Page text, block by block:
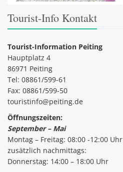
Tourist-Info Kontakt
Tourist-Information Peiting
Hauptplatz 4
86971 Peiting
Tel: 08861/599-61
Fax: 08861/599-50
touristinfo@peiting.de
Öffnungszeiten:
September – Mai
Montag – Freitag: 08:00 -12:00 Uhr
zusätzlich nachmittags:
Donnerstag: 14:00 – 18:00 Uhr